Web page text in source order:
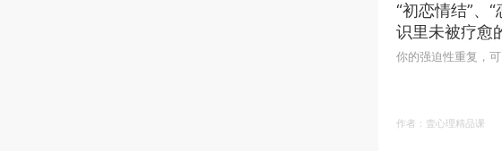
“初恋情结”、
识里未被疗愈
你的强迫性重复，
作者：壹心理精品课